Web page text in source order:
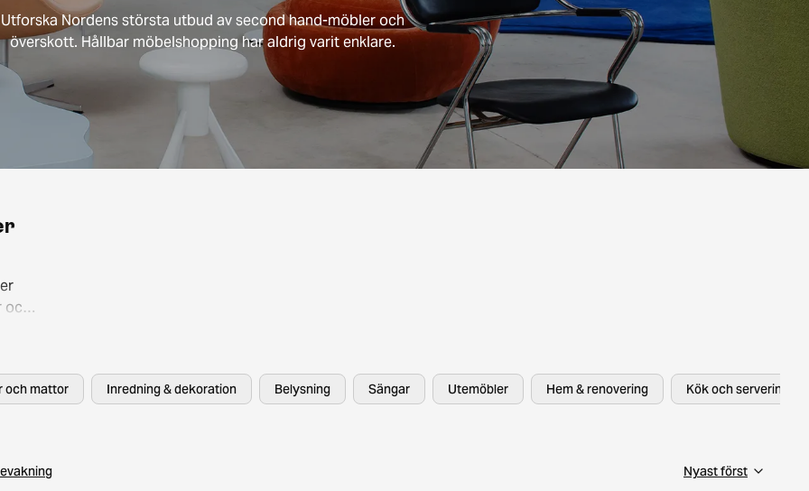
Utforska Nordens största utbud av second hand-möbler och
överskott. Hållbar möbelshopping har aldrig varit enklare.
och
att
och mattor Inredning & dekoration Belysning Sängar Utemöbler Hem & renovering Kök och servering